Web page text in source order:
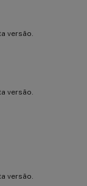
versão.
versão.
versão.